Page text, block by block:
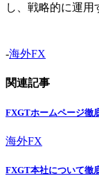
し、戦略的に運用
-海外FX
関連記事
FXGTホームページ徹
海外FX
FXGT本社について徹